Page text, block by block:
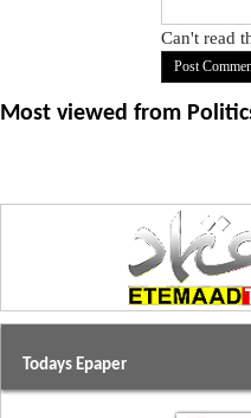
Can't read
Most viewed from
Todays Epaper